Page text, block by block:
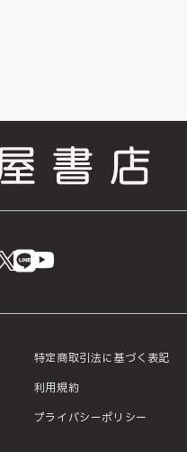
instagram
X LINE
特定商取引法に基づく表記
利用規約
プライバシーポリシー